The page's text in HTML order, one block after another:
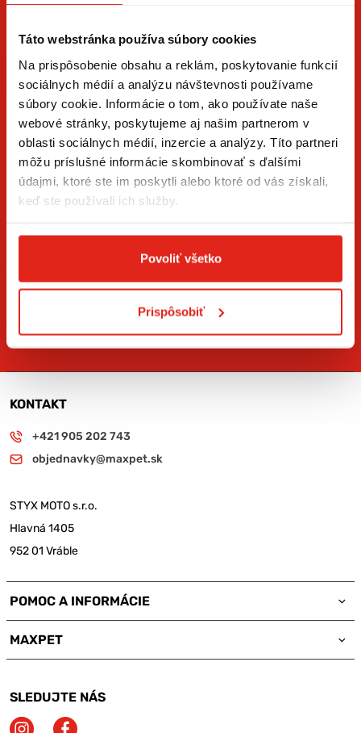
Táto webstránka používa súbory cookies
Na prispôsobenie obsahu a reklám, poskytovanie funkcií
sociálnych médií a analýzu návštevnosti používame
súbory cookie. Informácie o tom, ako používate naše
webové stránky, poskytujeme aj našim partnerom v
oblasti sociálnych médií, inzercie a analýzy. Títo partneri
môžu príslušné informácie skombinovať s ďalšími
údajmi, ktoré ste im poskytli alebo ktoré od vás získali,
keď ste používali ich služby.
Povoliť všetko
Prispôsobiť
ZÍSKAJTE NOVINKY AKO PRVÝ
Prihláste sa na odber newslettera a buďte prvý, kto má
novinky.
spracovaním osobných údajov
PRIHLÁSIŤ SA
KONTAKT
+421 905 202 743
objednavky@maxpet.sk
STYX MOTO s.r.o.
Hlavná 1405
952 01 Vráble
POMOC A INFORMÁCIE
MAXPET
SLEDUJTE NÁS